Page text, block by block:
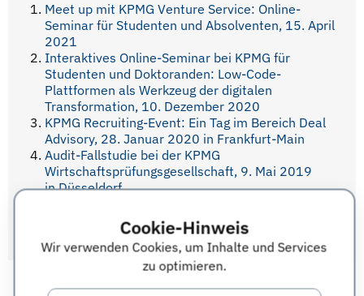
Cookie-Hinweis
Wir verwenden Cookies, um Inhalte und Services
zu optimieren.
Meet up mit KPMG Venture Service: Online-
Seminar für Studenten und Absolventen, 15. April
2021
Interaktives Online-Seminar bei KPMG für
Studenten und Doktoranden: Low-Code-
Plattformen als Werkzeug der digitalen
Transformation, 10. Dezember 2020
KPMG Recruiting-Event: Ein Tag im Bereich Deal
Advisory, 28. Januar 2020 in Frankfurt-Main
Audit-Fallstudie bei der KPMG
Wirtschaftsprüfungsgesellschaft, 9. Mai 2019
in Düsseldorf
Wirtschaftsprüfungs- und Beratungsgesellschaft,
11. April 2019, Mannheim